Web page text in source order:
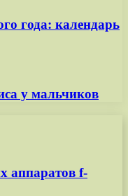
года: календарь
у мальчиков
аппаратов f-